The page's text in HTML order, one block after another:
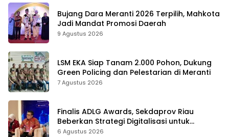
Bujang Dara Meranti 2026 Terpilih, Mahkota
Jadi Mandat Promosi Daerah
9 Agustus 2026
LSM EKA Siap Tanam 2.000 Pohon, Dukung
Green Policing dan Pelestarian di Meranti
7 Agustus 2026
Finalis ADLG Awards, Sekdaprov Riau
Beberkan Strategi Digitalisasi untuk
Tingkatkan Layanan Publik
6 Agustus 2026